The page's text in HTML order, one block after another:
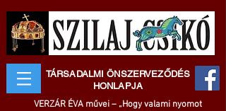
TÁRSADALMI ÖNSZERVEZŐDÉS
HONLAPJA
VERZÁR ÉVA művei – „Hogy valami nyomot